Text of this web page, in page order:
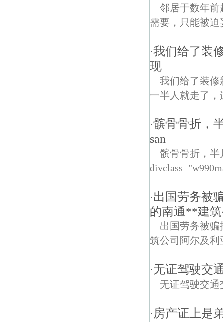
邻居于数年前
需要，只能被
·我们给了装
现
我们给了装修
一半人就走了
·髌骨骨折，
san
髌骨骨折，半
·出国劳务被
的南通**建
出国劳务被骗
筑公司阿尔及利
·无证驾驶交
无证驾驶交
· 房产证上是